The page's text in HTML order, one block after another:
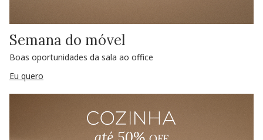
Semana do móvel
Boas oportunidades da sala ao office
Eu quero